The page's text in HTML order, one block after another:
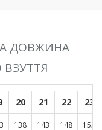
ДОВЖИНА
20 21 22 23
138 143 148 153